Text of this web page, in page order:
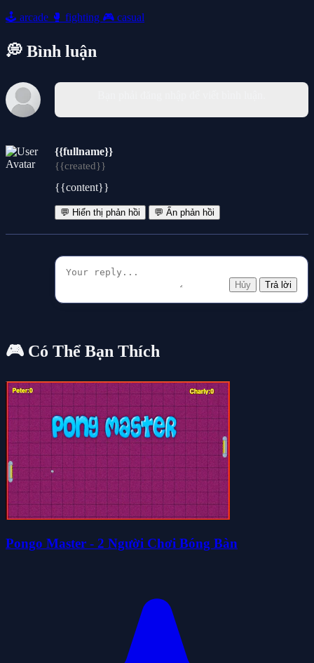
🕹️ arcade 🥊 fighting 🎮 casual
💭 Bình luận
{{fullname}}
{{created}}
{{content}}
💬 Hiển thị phản hồi 💬 Ẩn phản hồi
Hủy Trả lời
🎮 Có Thể Bạn Thích
Pongo Master - 2 Người Chơi Bóng Bàn